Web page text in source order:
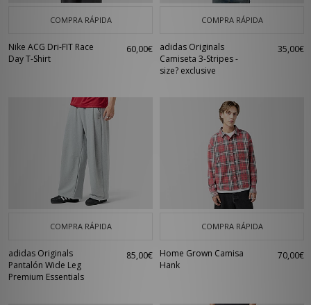
COMPRA RÁPIDA
Nike ACG Dri-FIT Race
Day T-Shirt
60,00€
COMPRA RÁPIDA
adidas Originals
Camiseta 3-Stripes -
size? exclusive
35,00€
COMPRA RÁPIDA
adidas Originals
Pantalón Wide Leg
Premium Essentials
85,00€
COMPRA RÁPIDA
Home Grown Camisa
Hank
70,00€